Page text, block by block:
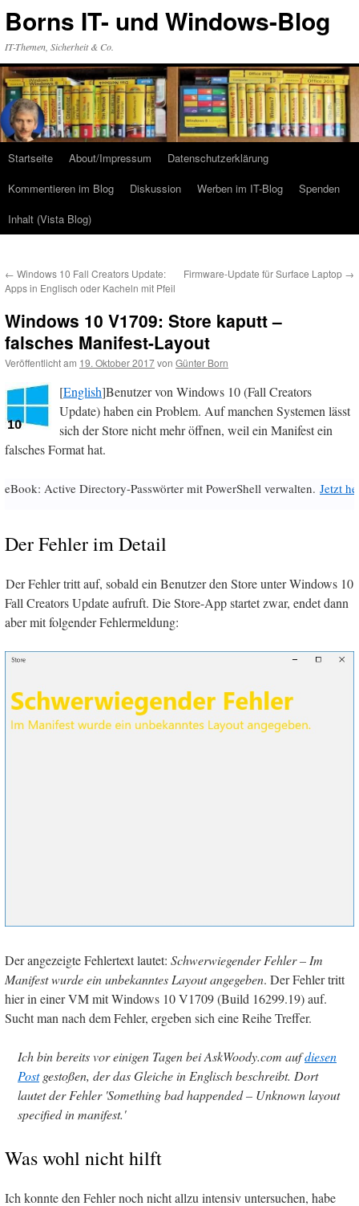
Inhalt
Borns IT- und Windows-Blog
IT-Themen, Sicherheit & Co.
Startseite About/Impressum
Datenschutzerklärung
Kommentieren im Blog
Diskussion Werben im IT-Blog
Spenden
Inhalt (Vista Blog)
← Windows 10 Fall Creators Update:
Apps in Englisch oder Kacheln mit Pfeil
Firmware-Update für Surface Laptop →
Windows 10 V1709: Store kaputt –
falsches Manifest-Layout
Veröffentlicht am 19. Oktober 2017von Günter Born
[English]Benutzer von Windows 10 (Fall Creators
Update) haben ein Problem. Auf manchen Systemen lässt
sich der Store nicht mehr öffnen, weil ein Manifest ein
falsches Format hat.
eBook: Active Directory-Passwörter mit PowerShell verwalten. Jetzt
Der Fehler im Detail
Der Fehler tritt auf, sobald ein Benutzer den Store unter Windows 10
Fall Creators Update aufruft. Die Store-App startet zwar, endet dann
aber mit folgender Fehlermeldung:
Der angezeigte Fehlertext lautet: Schwerwiegender Fehler – Im
Manifest wurde ein unbekanntes Layout angegeben. Der Fehler tritt
hier in einer VM mit Windows 10 V1709 (Build 16299.19) auf.
Sucht man nach dem Fehler, ergeben sich eine Reihe Treffer.
Ich bin bereits vor einigen Tagen bei AskWoody.com aufdiesen
Postgestoßen, der das Gleiche in Englisch beschreibt. Dort
lautet der Fehler 'Something bad happended – Unknown layout
specified in manifest.'
Was wohl nicht hilft
Ich konnte den Fehler noch nicht allzu intensiv untersuchen, habe